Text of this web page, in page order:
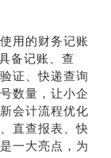
用的财务记账
备记账、查
证、快递查询
数量，让小企
会计流程优化
直查报表、快
一大亮点，为